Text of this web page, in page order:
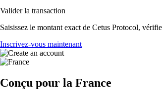
Valider la transaction
Saisissez le montant exact de Cetus Protocol,
Inscrivez-vous maintenant
Conçu pour la France